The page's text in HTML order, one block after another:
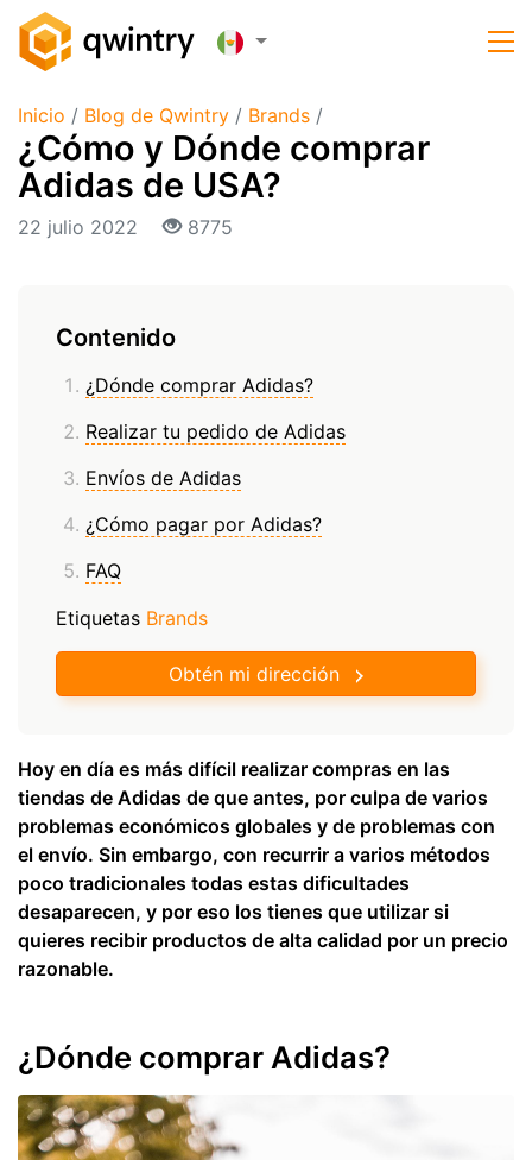
Inicio / Blog de Qwintry / Brands /
¿Cómo y Dónde comprar
Adidas de USA?
22 julio 2022 8775
Contenido
¿Dónde comprar Adidas?
Realizar tu pedido de Adidas
Envíos de Adidas
¿Cómo pagar por Adidas?
FAQ
Etiquetas Brands
Obtén mi dirección
Hoy en día es más difícil realizar compras en las
tiendas de Adidas de que antes, por culpa de varios
problemas económicos globales y de problemas con
el envío. Sin embargo, con recurrir a varios métodos
poco tradicionales todas estas dificultades
desaparecen, y por eso los tienes que utilizar si
quieres recibir productos de alta calidad por un precio
razonable.
¿Dónde comprar Adidas?